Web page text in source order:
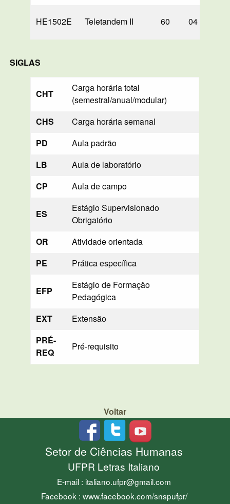
HE1502E Teletandem II 60 04
SIGLAS
CHT
Carga horária total
(semestral/anual/modular)
CHS
Carga horária semanal
PD
Aula padrão
LB
Aula de laboratório
CP
Aula de campo
ES
Estágio Supervisionado
Obrigatório
OR
Atividade orientada
PE
Prática específica
EFP
Estágio de Formação
Pedagógica
EXT
Extensão
PRÉ-
REQ
Pré-requisito
Voltar
Setor de Ciências Humanas
UFPR Letras Italiano
E-mail : italiano.ufpr@gmail.com
Facebook : www.facebook.com/snspufpr/